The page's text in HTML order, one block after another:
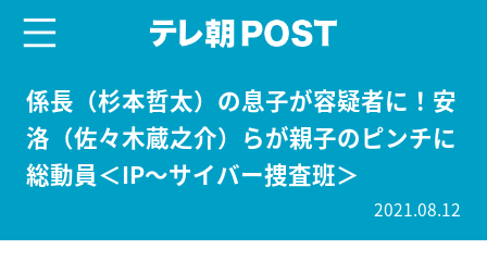
係長（杉本哲太）の息子が容疑者に！安
洛（佐々木蔵之介）らが親子のピンチに
総動員＜IP〜サイバー捜査班＞
2021.08.12